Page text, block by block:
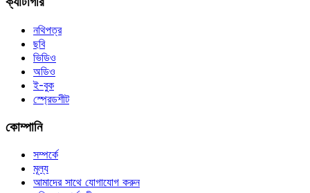
নথিপত্র
ছবি
ভিডিও
অডিও
ই-বুক
স্প্রেডশীট
কোম্পানি
সম্পর্কে
মূল্য
আমাদের সাথে যোগাযোগ করুন